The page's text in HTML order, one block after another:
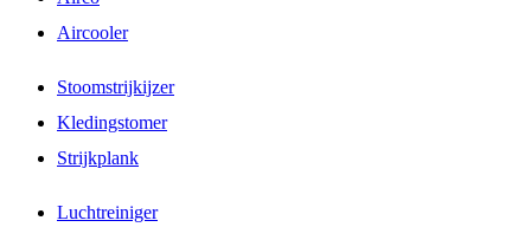
Aircooler
Stoomstrijkijzer
Kledingstomer
Strijkplank
Luchtreiniger